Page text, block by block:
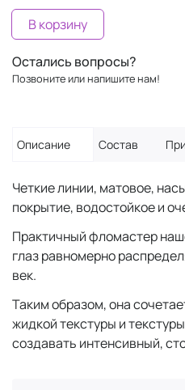
В корзину
Остались вопросы?
Позвоните или напишите нам!
Описание Состав
Четкие линии, матовое,
покрытие, водостойкое и
Практичный фломастер
глаз равномерно
век.
Таким образом, она
жидкой текстуры и
создавать интенсивный,